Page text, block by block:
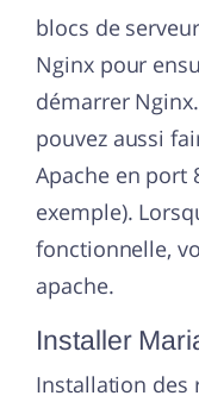
blocs de
Nginx pour
démarrer
pouvez aussi
Apache en port
exemple).
fonctionnelle,
apache.
Installer
Installation des